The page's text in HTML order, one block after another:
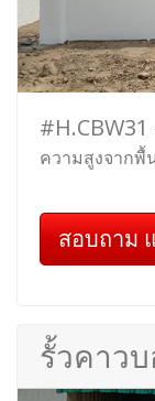
ความสูงจากพื้
สอบถาม
รั้วคาว